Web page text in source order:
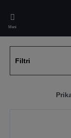
main
content
Meni
Filtri